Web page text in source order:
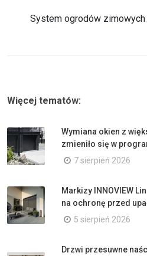
System ogrodów
Więcej tematów:
Wymiana okien z
zmieniło się w
7 sierpień 2026
Markizy INNOVIEW
na ochronę przed
5 sierpień 2026
Drzwi przesuwne